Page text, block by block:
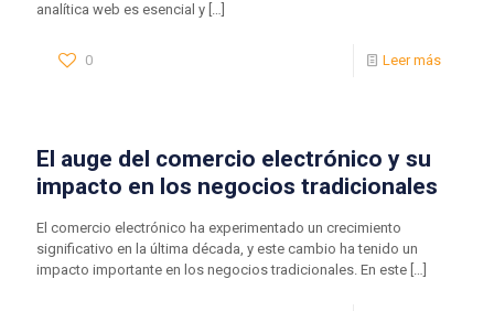
analítica web es esencial y […]
0 Leer más
El auge del comercio electrónico y su
impacto en los negocios tradicionales
El comercio electrónico ha experimentado un crecimiento
significativo en la última década, y este cambio ha tenido un
impacto importante en los negocios tradicionales. En este […]